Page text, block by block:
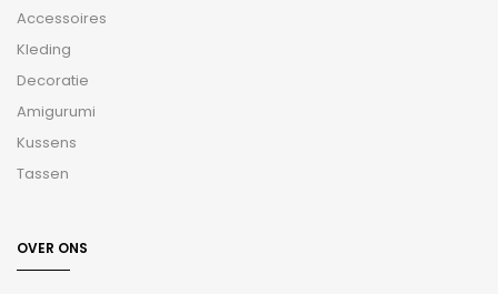
Accessoires
Kleding
Decoratie
Amigurumi
Kussens
Tassen
OVER ONS